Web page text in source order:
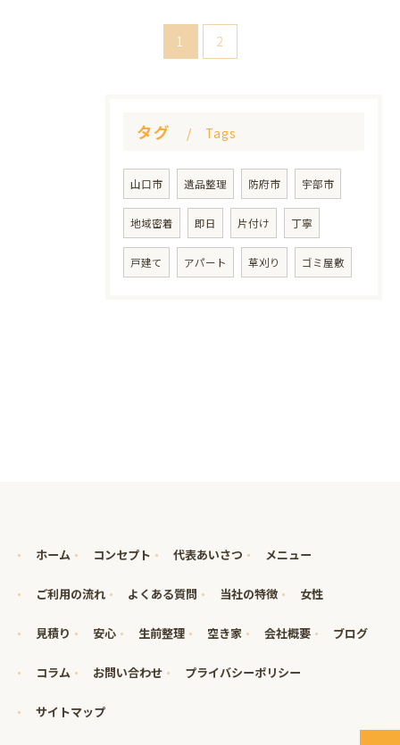
1 2
タグ Tags
山口市 遺品整理 防府市 宇部市
地域密着 即日 片付け 丁寧
戸建て アパート 草刈り ゴミ屋敷
ホーム コンセプト 代表あいさつ メニュー
ご利用の流れ よくある質問 当社の特徴 女性
見積り 安心 生前整理 空き家 会社概要 ブログ
コラム お問い合わせ プライバシーポリシー
サイトマップ